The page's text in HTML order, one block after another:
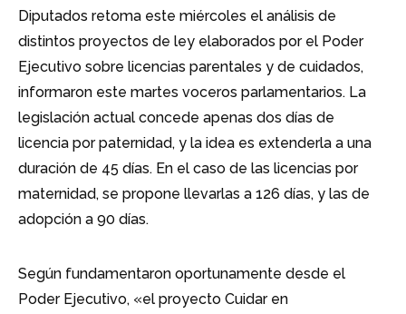
Diputados retoma este miércoles el análisis de
distintos proyectos de ley elaborados por el Poder
Ejecutivo sobre licencias parentales y de cuidados,
informaron este martes voceros parlamentarios. La
legislación actual concede apenas dos días de
licencia por paternidad, y la idea es extenderla a una
duración de 45 días. En el caso de las licencias por
maternidad, se propone llevarlas a 126 días, y las de
adopción a 90 días.
Según fundamentaron oportunamente desde el
Poder Ejecutivo, «el proyecto Cuidar en